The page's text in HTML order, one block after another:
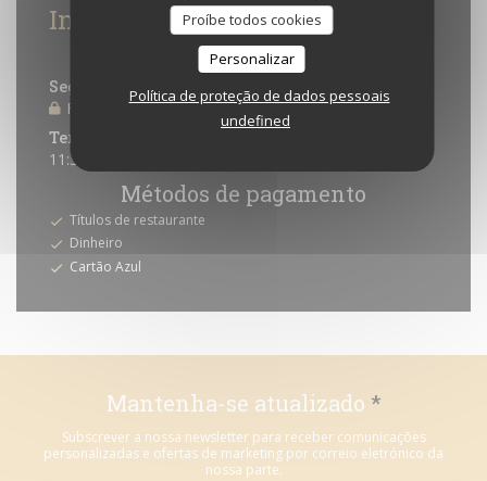
Proíbe todos cookies
Personalizar
Política de proteção de dados pessoais
undefined
Informações gerais
Horário de abertura
Segunda-feira
Fechado
Ter
11:30 - 16:00
Métodos de pagamento
Títulos de restaurante
Dinheiro
Cartão Azul
Mantenha-se atualizado *
Subscrever a nossa newsletter para receber comunicações
personalizadas e ofertas de marketing por correio eletrónico da
nossa parte.